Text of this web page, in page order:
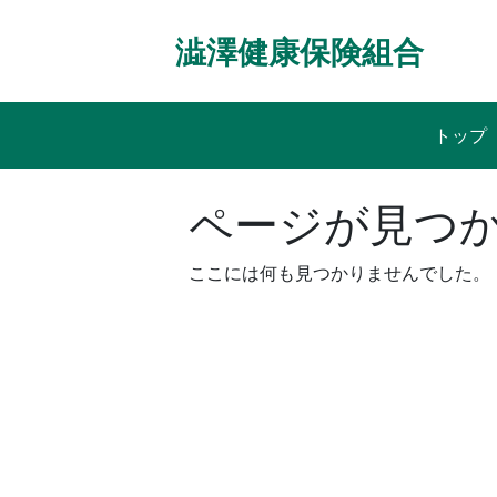
澁澤健康保険組合
トップ
ページが見つ
ここには何も見つかりませんでした。